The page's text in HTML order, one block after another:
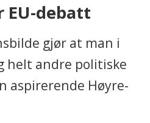
EU-debatt
gjør at man i
helt andre politiske
aspirerende Høyre-